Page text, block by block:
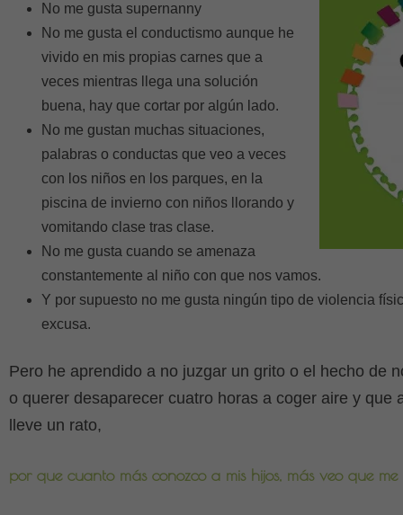
No me gusta supernanny
No me gusta el conductismo aunque he
vivido en mis propias carnes que a
veces mientras llega una solución
buena, hay que cortar por algún lado.
No me gustan muchas situaciones,
palabras o conductas que veo a veces
con los niños en los parques, en la
piscina de invierno con niños llorando y
vomitando clase tras clase.
No me gusta cuando se amenaza
constantemente al niño con que nos vamos.
Y por supuesto no me gusta ningún tipo de violencia
excusa.
Pero he aprendido a no juzgar un grito o el hecho de
o querer desaparecer cuatro horas a coger aire y que
lleve un rato,
por que cuanto más conozco a mis hijos, más veo que